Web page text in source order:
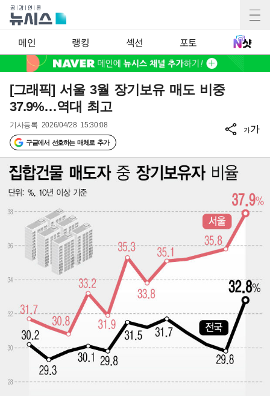
메인 랭킹 섹션 포토
[그래픽] 서울 3월 장기보유 매도 비중
37.9%…역대 최고
기사등록 2026/04/28 15:30:08
구글에서 선호하는 매체로 추가
가가